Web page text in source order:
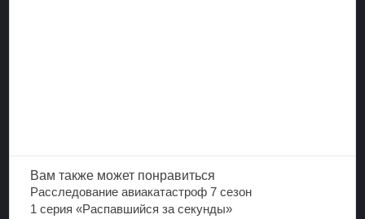
Вам также может понравиться
Расследование авиакатастроф 7 сезон
1 серия «Распавшийся за секунды»